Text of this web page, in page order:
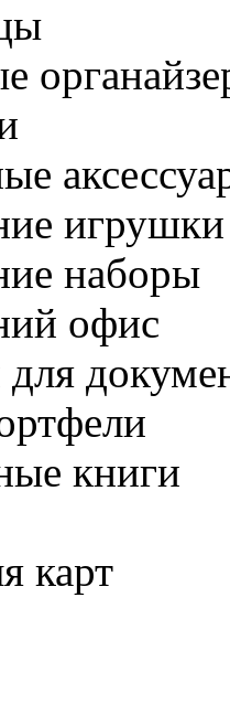
игрушки
наборы
офис
книги
карт